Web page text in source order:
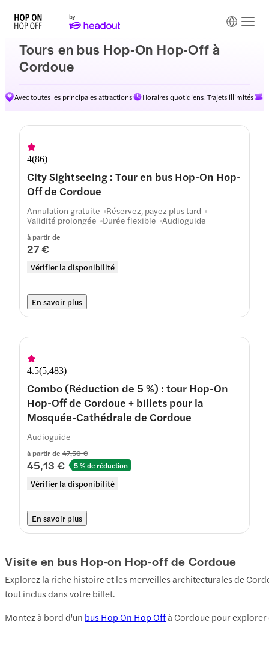
Tours en bus Hop-On Hop-Off à
Cordoue
Avec toutes les principales attractions Horaires quotidiens. Trajets illimités
Itinéraires
4(86)
City Sightseeing : Tour en bus Hop-On Hop-
Off de Cordoue
à partir de
27 €
Vérifier la disponibilité
Annulation gratuite Réservez, payez plus tard
Validité prolongée Durée flexible Audioguide
En savoir plus
4.5(5,483)
Combo (Réduction de 5 %) : tour Hop-On
Hop-Off de Cordoue + billets pour la
Mosquée-Cathédrale de Cordoue
à partir de 47,50 €
45,13 € 5 % de réduction
Vérifier la disponibilité
Audioguide
En savoir plus
Visite en bus Hop-on Hop-off de Cordoue
Explorez la riche histoire et les merveilles architecturales de
tout inclus dans votre billet.
Montez à bord d'un bus Hop On Hop Offà Cordoue pour explorer